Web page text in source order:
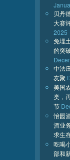
贝丹
大赛
2025
免埋
的突
中法
友聚
美国
类，
节
怡园
酒业
求生
吃喝
部和